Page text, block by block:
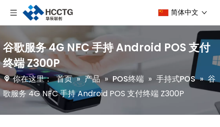
简体中文
谷歌服务 4G NFC 手持 Android POS 支付
终端 Z300P
你在这里： 首页 » 产品 » POS终端 » 手持式POS » 谷
歌服务 4G NFC 手持 Android POS 支付终端 Z300P